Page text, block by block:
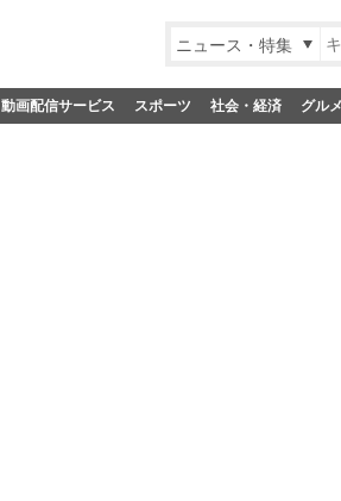
ニュース・特集
動画配信サービス スポーツ 社会・経済 グルメ